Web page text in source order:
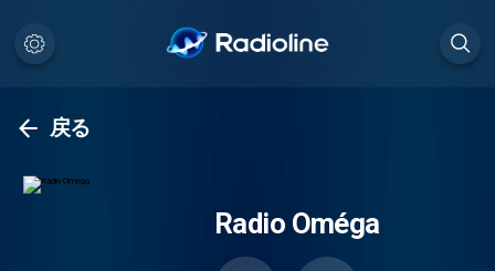
戻る
Radio Oméga